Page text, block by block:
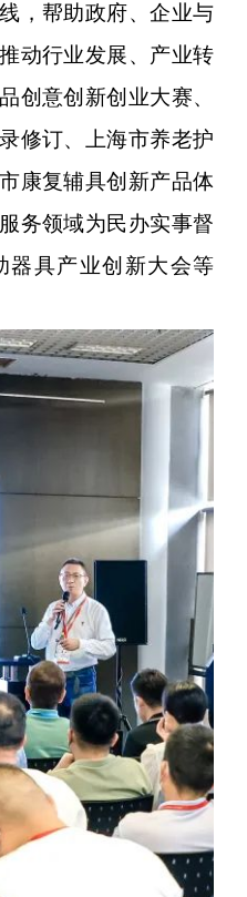
，帮助政府、企业与
动行业发展、产业转
创意创新创业大赛、
修订、上海市养老护
康复辅具创新产品体
务领域为民办实事督
器具产业创新大会等